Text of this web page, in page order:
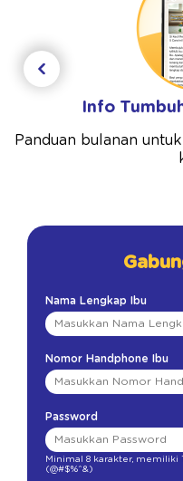
Info
Panduan bulanan
Nama Lengkap Ibu
Nomor Handphone Ibu
Password
Minimal 8 karakter, memiliki
(@#$%^&)